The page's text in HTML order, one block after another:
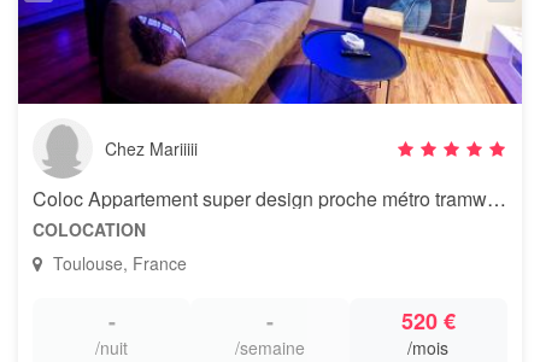
Chez Mariiiii
Coloc Appartement super design proche métro tramway et supermarché
COLOCATION
Toulouse, France
-
/nuit
-
/semaine
520 €
/mois